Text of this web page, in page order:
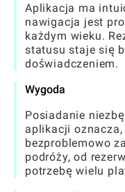
Aplikacja ma
nawigacja jest
każdym wieku.
statusu staje się
doświadczeniem.
Wygoda
Posiadanie
aplikacji
bezproblemowo
podróży, od
potrzebę wielu